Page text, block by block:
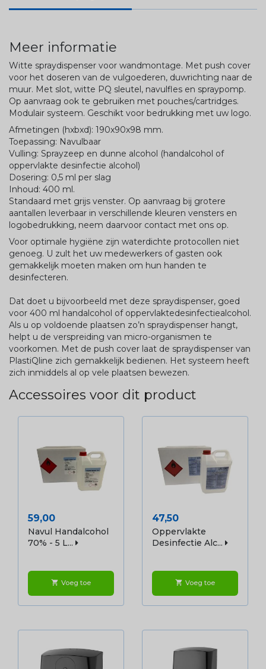
Meer informatie
Witte spraydispenser voor wandmontage. Met push cover
voor het doseren van de vulgoederen, duwrichting naar de
muur. Met slot, witte PQ sleutel, navulfles en spraypomp.
Op aanvraag ook te gebruiken met pouches/cartridges.
Modulair systeem. Geschikt voor bedrukking met uw logo.
Afmetingen (hxbxd): 190x90x98 mm.
Toepassing: Navulbaar
Vulling: Sprayzeep en dunne alcohol (handalcohol of
oppervlakte desinfectie alcohol)
Dosering: 0,5 ml per slag
Inhoud: 400 ml.
Standaard met grijs venster. Op aanvraag bij grotere
aantallen leverbaar in verschillende kleuren vensters en
logobedrukking, neem daarvoor contact met ons op.
Voor optimale hygiëne zijn waterdichte protocollen niet
genoeg. U zult het uw medewerkers of gasten ook
gemakkelijk moeten maken om hun handen te
desinfecteren.
Dat doet u bijvoorbeeld met deze spraydispenser, goed
voor 400 ml handalcohol of oppervlaktedesinfectiealcohol.
Als u op voldoende plaatsen zo’n spraydispenser hangt,
helpt u de verspreiding van micro-organismen te
voorkomen. Met de push cover laat de spraydispenser van
PlastiQline zich gemakkelijk bedienen. Het systeem heeft
zich inmiddels al op vele plaatsen bewezen.
Accessoires voor dit product
Prijs
59,00
Navul Handalcohol
70% - 5 L...
shopping_cart Voeg toe
Prijs
47,50
Oppervlakte
Desinfectie Alc...
shopping_cart Voeg toe